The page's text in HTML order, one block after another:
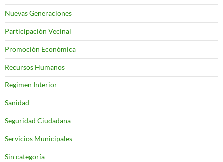
Nuevas Generaciones
Participación Vecinal
Promoción Económica
Recursos Humanos
Regimen Interior
Sanidad
Seguridad Ciudadana
Servicios Municipales
Sin categoría